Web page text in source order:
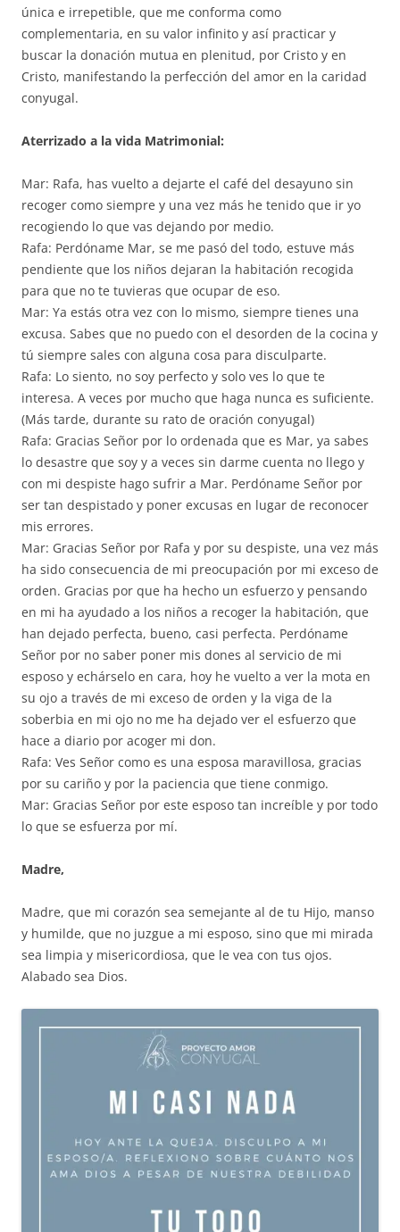
única e irrepetible, que me conforma como
complementaria, en su valor infinito y así practicar y
buscar la donación mutua en plenitud, por Cristo y en
Cristo, manifestando la perfección del amor en la caridad
conyugal.
Aterrizado a la vida Matrimonial:
Mar: Rafa, has vuelto a dejarte el café del desayuno sin
recoger como siempre y una vez más he tenido que ir yo
recogiendo lo que vas dejando por medio.
Rafa: Perdóname Mar, se me pasó del todo, estuve más
pendiente que los niños dejaran la habitación recogida
para que no te tuvieras que ocupar de eso.
Mar: Ya estás otra vez con lo mismo, siempre tienes una
excusa. Sabes que no puedo con el desorden de la cocina y
tú siempre sales con alguna cosa para disculparte.
Rafa: Lo siento, no soy perfecto y solo ves lo que te
interesa. A veces por mucho que haga nunca es suficiente.
(Más tarde, durante su rato de oración conyugal)
Rafa: Gracias Señor por lo ordenada que es Mar, ya sabes
lo desastre que soy y a veces sin darme cuenta no llego y
con mi despiste hago sufrir a Mar. Perdóname Señor por
ser tan despistado y poner excusas en lugar de reconocer
mis errores.
Mar: Gracias Señor por Rafa y por su despiste, una vez más
ha sido consecuencia de mi preocupación por mi exceso de
orden. Gracias por que ha hecho un esfuerzo y pensando
en mi ha ayudado a los niños a recoger la habitación, que
han dejado perfecta, bueno, casi perfecta. Perdóname
Señor por no saber poner mis dones al servicio de mi
esposo y echárselo en cara, hoy he vuelto a ver la mota en
su ojo a través de mi exceso de orden y la viga de la
soberbia en mi ojo no me ha dejado ver el esfuerzo que
hace a diario por acoger mi don.
Rafa: Ves Señor como es una esposa maravillosa, gracias
por su cariño y por la paciencia que tiene conmigo.
Mar: Gracias Señor por este esposo tan increíble y por todo
lo que se esfuerza por mí.
Madre,
Madre, que mi corazón sea semejante al de tu Hijo, manso
y humilde, que no juzgue a mi esposo, sino que mi mirada
sea limpia y misericordiosa, que le vea con tus ojos.
Alabado sea Dios.